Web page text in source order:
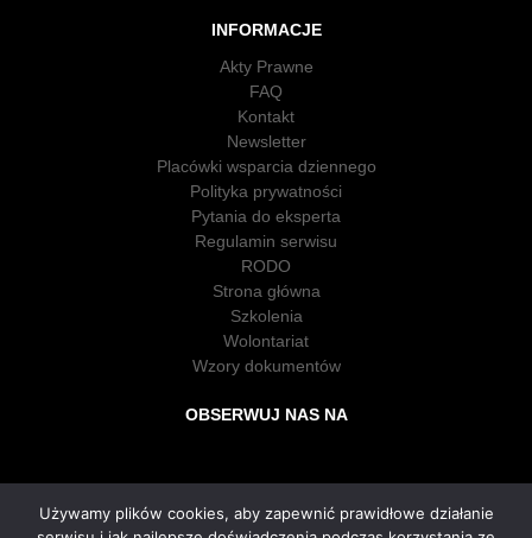
INFORMACJE
Akty Prawne
FAQ
Kontakt
Newsletter
Placówki wsparcia dziennego
Polityka prywatności
Pytania do eksperta
Regulamin serwisu
RODO
Strona główna
Szkolenia
Wolontariat
Wzory dokumentów
OBSERWUJ NAS NA
Używamy plików cookies, aby zapewnić prawidłowe działanie